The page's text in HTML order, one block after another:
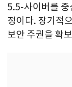
5.5-사이버를 중
정이다. 장기적
보안 주권을 확